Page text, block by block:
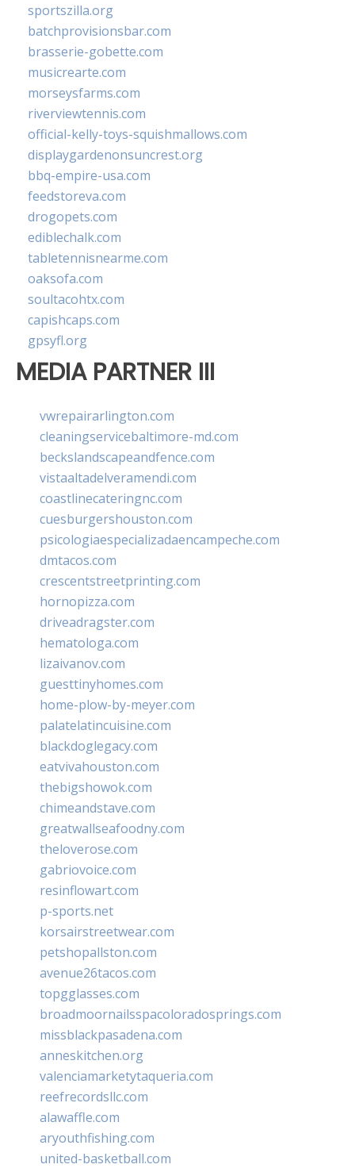
sportszilla.org
batchprovisionsbar.com
brasserie-gobette.com
musicrearte.com
morseysfarms.com
riverviewtennis.com
official-kelly-toys-squishmallows.com
displaygardenonsuncrest.org
bbq-empire-usa.com
feedstoreva.com
drogopets.com
ediblechalk.com
tabletennisnearme.com
oaksofa.com
soultacohtx.com
capishcaps.com
gpsyfl.org
MEDIA PARTNER III
vwrepairarlington.com
cleaningservicebaltimore-md.com
beckslandscapeandfence.com
vistaaltadelveramendi.com
coastlinecateringnc.com
cuesburgershouston.com
psicologiaespecializadaencampeche.com
dmtacos.com
crescentstreetprinting.com
hornopizza.com
driveadragster.com
hematologa.com
lizaivanov.com
guesttinyhomes.com
home-plow-by-meyer.com
palatelatincuisine.com
blackdoglegacy.com
eatvivahouston.com
thebigshowok.com
chimeandstave.com
greatwallseafoodny.com
theloverose.com
gabriovoice.com
resinflowart.com
p-sports.net
korsairstreetwear.com
petshopallston.com
avenue26tacos.com
topgglasses.com
broadmoornailsspacoloradosprings.com
missblackpasadena.com
anneskitchen.org
valenciamarketytaqueria.com
reefrecordsllc.com
alawaffle.com
aryouthfishing.com
united-basketball.com